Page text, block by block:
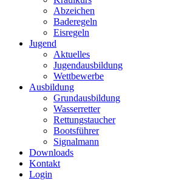
Abzeichen
Baderegeln
Eisregeln
Jugend
Aktuelles
Jugendausbildung
Wettbewerbe
Ausbildung
Grundausbildung
Wasserretter
Rettungstaucher
Bootsführer
Signalmann
Downloads
Kontakt
Login